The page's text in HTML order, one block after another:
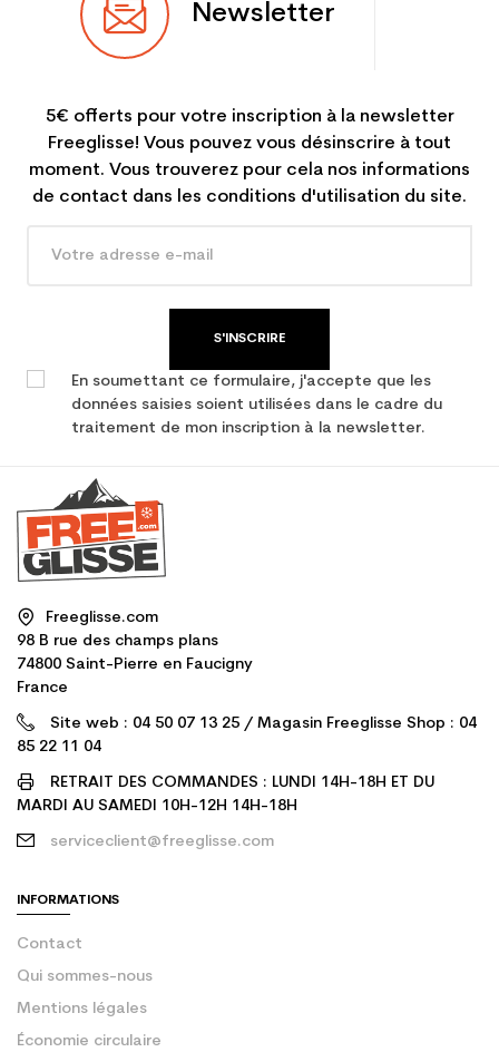
Newsletter
5€ offerts pour votre inscription à la newsletter
Freeglisse! Vous pouvez vous désinscrire à tout
moment. Vous trouverez pour cela nos informations
de contact dans les conditions d'utilisation du site.
S'INSCRIRE
En soumettant ce formulaire, j'accepte que les
données saisies soient utilisées dans le cadre du
traitement de mon inscription à la newsletter.
Freeglisse.com
98 B rue des champs plans
74800 Saint-Pierre en Faucigny
France
Site web : 04 50 07 13 25 / Magasin Freeglisse Shop : 04
85 22 11 04
RETRAIT DES COMMANDES : LUNDI 14H-18H ET DU
MARDI AU SAMEDI 10H-12H 14H-18H
serviceclient@freeglisse.com
INFORMATIONS
Contact
Qui sommes-nous
Mentions légales
Économie circulaire